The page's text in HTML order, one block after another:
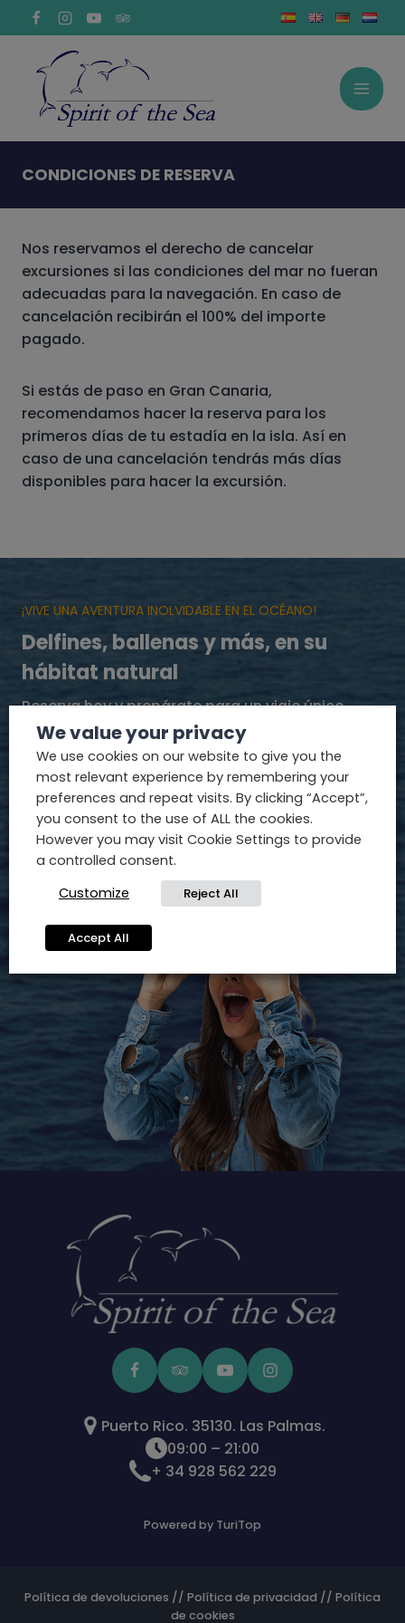
Saltar
al
contenido
CONDICIONES DE RESERVA
Nos reservamos el derecho de cancelar
excursiones si las condiciones del mar no fueran
adecuadas para la navegación. En caso de
cancelación recibirán el 100% del importe
pagado.
Si estás de paso en Gran Canaria,
recomendamos hacer la reserva para los
primeros días de tu estadía en la isla. Así en
caso de una cancelación tendrás más días
disponibles para hacer la excursión.
¡VIVE UNA AVENTURA INOLVIDABLE EN EL OCÉANO!
Delfines, ballenas y más, en su
hábitat natural
Reserva hoy y prepárate para un viaje único
entre gigantes del mar.
RESERVAR
Puerto Rico. 35130. Las Palmas.
09:00 – 21:00
+ 34 928 562 229
Powered by TuriTop
Política de devoluciones // Política de privacidad // Política
de cookies
We value your privacy
We use cookies on our website to give you the
most relevant experience by remembering your
preferences and repeat visits. By clicking “Accept”,
you consent to the use of ALL the cookies.
However you may visit Cookie Settings to provide
a controlled consent.
Customize
Reject All
Accept All